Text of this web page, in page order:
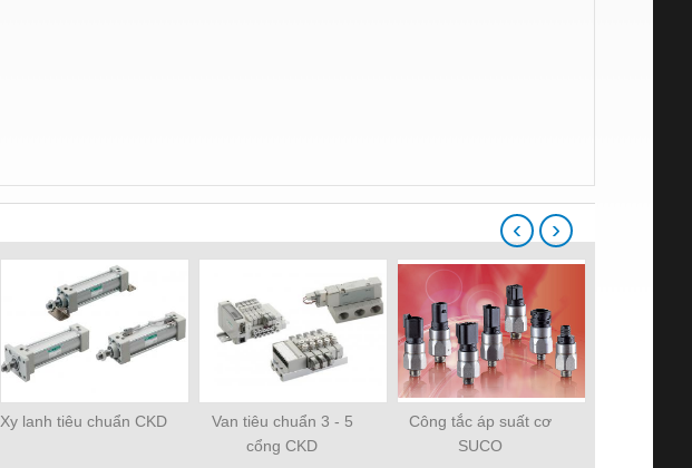
Xy lanh tiêu chuẩn CKD
Van tiêu chuẩn 3 - 5
cổng CKD
Công tắc áp suất cơ
SUCO
‹ ›